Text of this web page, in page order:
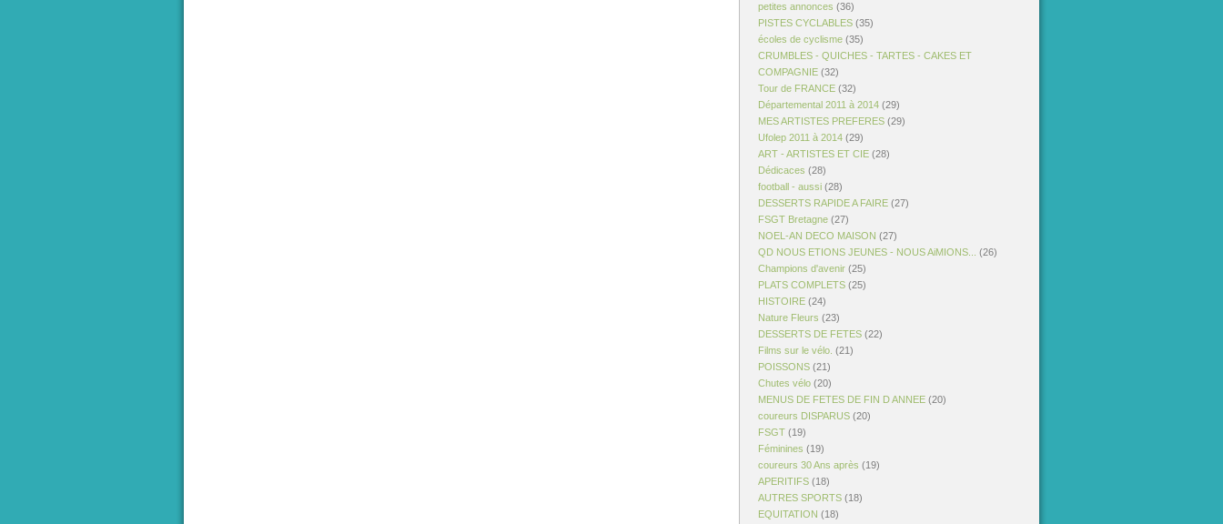
petites annonces (36)
PISTES CYCLABLES (35)
écoles de cyclisme (35)
CRUMBLES - QUICHES - TARTES - CAKES ET
COMPAGNIE (32)
Tour de FRANCE (32)
Départemental 2011 à 2014 (29)
MES ARTISTES PREFERES (29)
Ufolep 2011 à 2014 (29)
ART - ARTISTES ET CIE (28)
Dédicaces (28)
football - aussi (28)
DESSERTS RAPIDE A FAIRE (27)
FSGT Bretagne (27)
NOEL-AN DECO MAISON (27)
QD NOUS ETIONS JEUNES - NOUS AiMIONS...
(26)
Champions d'avenir (25)
PLATS COMPLETS (25)
HISTOIRE (24)
Nature Fleurs (23)
DESSERTS DE FETES (22)
Films sur le vélo. (21)
POISSONS (21)
Chutes vélo (20)
MENUS DE FETES DE FIN D ANNEE (20)
coureurs DISPARUS (20)
FSGT (19)
Féminines (19)
coureurs 30 Ans après (19)
APERITIFS (18)
AUTRES SPORTS (18)
EQUITATION (18)